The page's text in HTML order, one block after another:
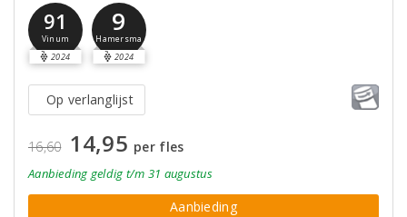
91
Vinum
2024
9
Hamersma
2024
Op verlanglijst
16,60 14,95 per fles
Aanbieding geldig t/m 31 augustus
Aanbieding